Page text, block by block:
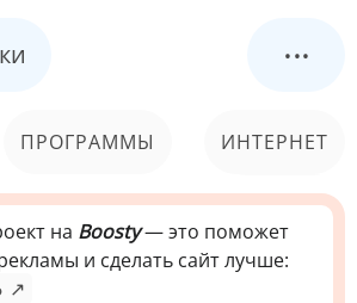
...
ПРОГРАММЫ ИНТЕРНЕТ
СИСТЕМА
на Boosty— это поможет
и сделать сайт лучше:
↗